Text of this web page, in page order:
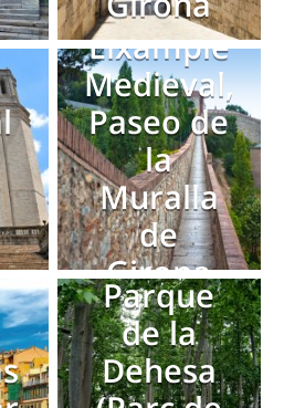
Eixample
Medieval,
Paseo de
la
Muralla
de
Girona
Parque
de la
Dehesa